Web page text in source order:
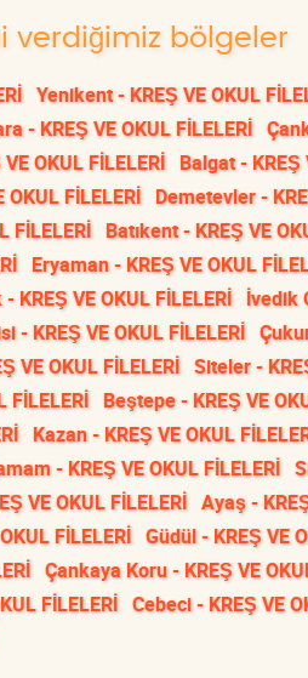
verdiğimiz bölgeler
Yenikent - KREŞ VE OKUL
- KREŞ VE OKUL FİLELERİ
OKUL FİLELERİ Balgat - KREŞ
FİLELERİ Demetevler -
FİLELERİ Batıkent - KREŞ VE
Eryaman - KREŞ VE OKUL
KREŞ VE OKUL FİLELERİ İvedik
- KREŞ VE OKUL FİLELERİ
VE OKUL FİLELERİ Siteler -
FİLELERİ Beştepe - KREŞ VE
Kazan - KREŞ VE OKUL
- KREŞ VE OKUL FİLELERİ
VE OKUL FİLELERİ Ayaş -
FİLELERİ Güdül - KREŞ VE
Çankaya Koru - KREŞ VE
FİLELERİ Cebeci - KREŞ VE